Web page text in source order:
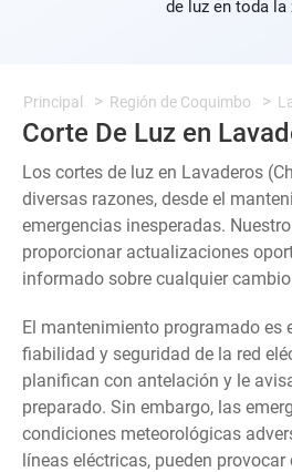
de luz en toda la
Principal Región de Coquimbo
Corte De Luz en
Los cortes de luz en Lavaderos
diversas razones, desde el
emergencias inesperadas.
proporcionar actualizaciones
informado sobre cualquier
El mantenimiento programado es
fiabilidad y seguridad de la red
planifican con antelación y le
preparado. Sin embargo, las
condiciones meteorológicas
líneas eléctricas, pueden provocar